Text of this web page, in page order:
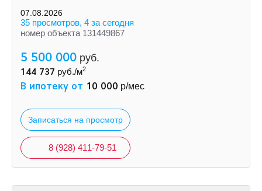
07.08.2026
35 просмотров, 4 за сегодня
номер объекта 131449867
5 500 000 руб.
144 737 руб./м2
В ипотеку от 10 000 р/мес
Записаться на просмотр
8 (928) 411-79-51